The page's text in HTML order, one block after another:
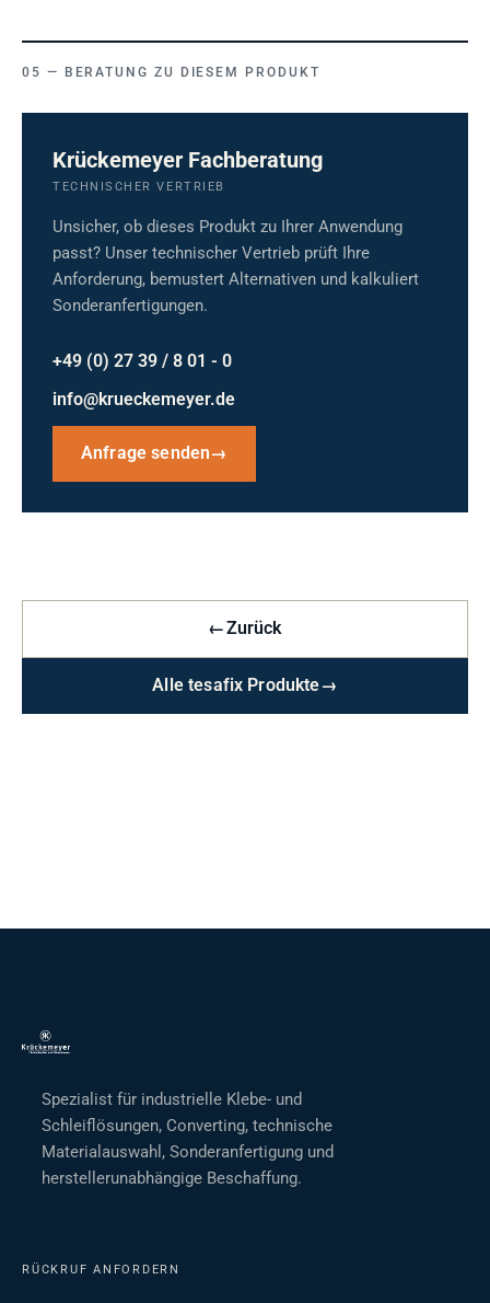
BERATUNG ZU DIESEM PRODUKT
Krückemeyer Fachberatung
TECHNISCHER VERTRIEB
Unsicher, ob dieses Produkt zu Ihrer Anwendung
passt? Unser technischer Vertrieb prüft Ihre
Anforderung, bemustert Alternativen und kalkuliert
Sonderanfertigungen.
+49 (0) 27 39 / 8 01 - 0
info@krueckemeyer.de
Anfrage senden→
←Zurück
Alle tesafix Produkte→
Spezialist für industrielle Klebe- und
Schleiflösungen, Converting, technische
Materialauswahl, Sonderanfertigung und
herstellerunabhängige Beschaffung.
RÜCKRUF ANFORDERN